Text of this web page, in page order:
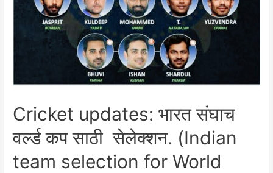
Cricket updates: भारत संघाच
वर्ल्ड कप साठी सेलेक्शन. (Indian
team selection for World